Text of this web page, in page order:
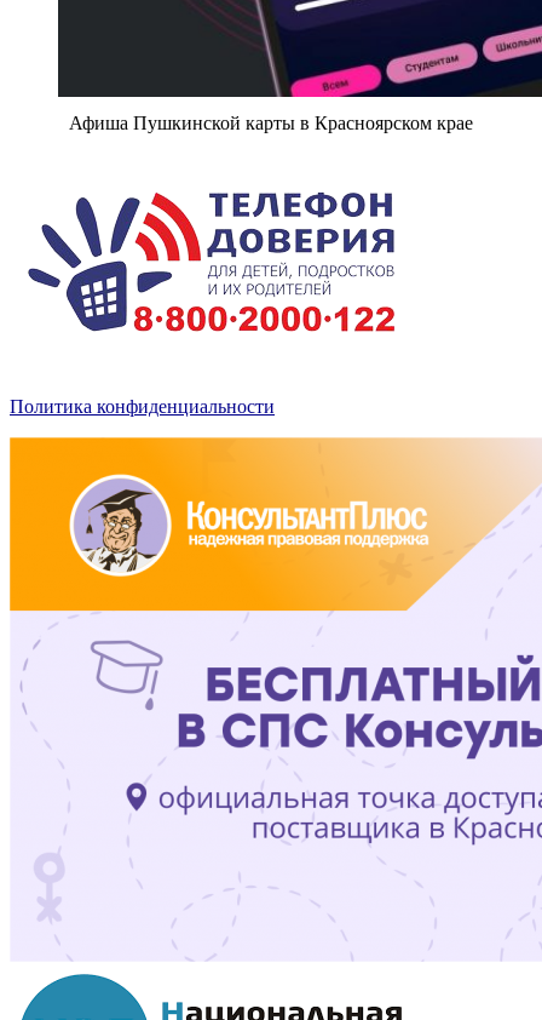
Афиша Пушкинской карты в Красноярском крае
Политика конфиденциальности